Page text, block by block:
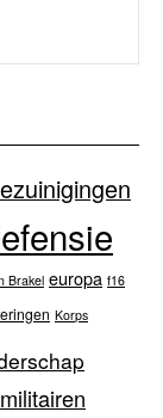
Brakel europa f16
Korps
militairen